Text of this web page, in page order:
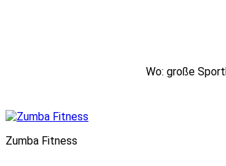
Wo: große
Zumba Fitness